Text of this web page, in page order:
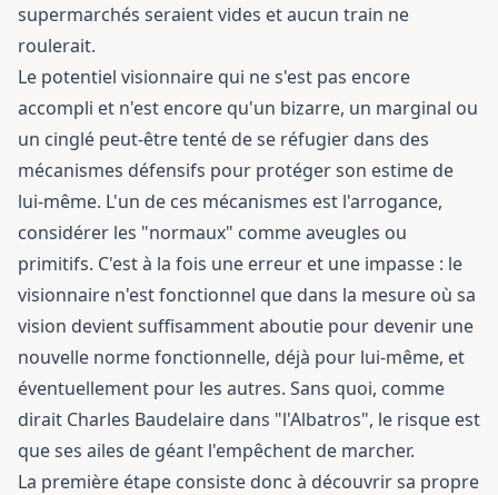
supermarchés seraient vides et aucun train ne
roulerait.
Le potentiel visionnaire qui ne s'est pas encore
accompli et n'est encore qu'un bizarre, un marginal ou
un cinglé peut-être tenté de se réfugier dans des
mécanismes défensifs pour protéger son estime de
lui-même. L'un de ces mécanismes est l'arrogance,
considérer les "normaux" comme aveugles ou
primitifs. C'est à la fois une erreur et une impasse : le
visionnaire n'est fonctionnel que dans la mesure où sa
vision devient suffisamment aboutie pour devenir une
nouvelle norme fonctionnelle, déjà pour lui-même, et
éventuellement pour les autres. Sans quoi, comme
dirait Charles Baudelaire dans "l'Albatros", le risque est
que ses ailes de géant l'empêchent de marcher.
La première étape consiste donc à découvrir sa propre